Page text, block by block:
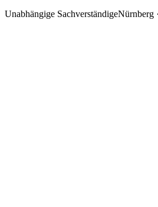
Unabhängige SachverständigeNürnberg